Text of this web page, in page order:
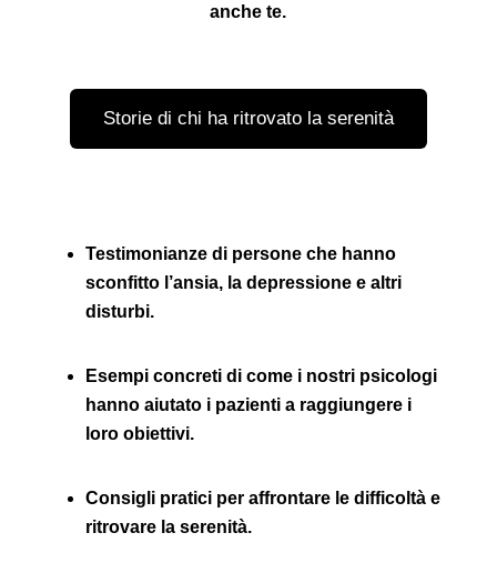
anche te.
Storie di chi ha ritrovato la serenità
Testimonianze di persone che hanno
sconfitto l’ansia, la depressionee altri
disturbi.
Esempi concretidi come i nostri psicologi
hanno aiutato i pazienti a raggiungere i
loro obiettivi.
Consigli pratici per affrontare le difficoltàe
ritrovare la serenità.